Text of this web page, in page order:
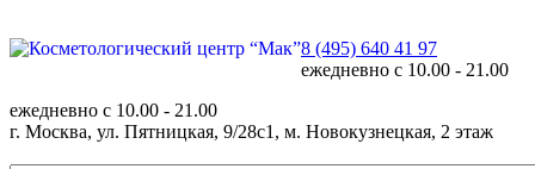
8 (495) 640 41 97
ежедневно с 10.00 - 21.00
ежедневно с 10.00 - 21.00
г. Москва, ул. Пятницкая, 9/28с1, м. Новокузнецкая, 2 этаж